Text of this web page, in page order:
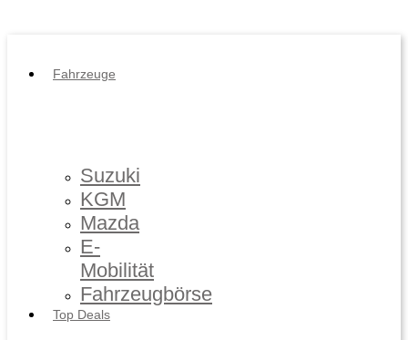
Fahrzeuge
Suzuki
KGM
Mazda
E-
Mobilität
Fahrzeugbörse
Top Deals